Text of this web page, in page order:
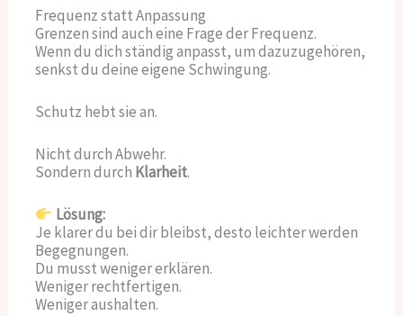
Frequenz statt Anpassung
Grenzen sind auch eine Frage der Frequenz.
Wenn du dich ständig anpasst, um dazuzugehören,
senkst du deine eigene Schwingung.
Schutz hebt sie an.
Nicht durch Abwehr.
Sondern durch Klarheit.
Lösung:
Je klarer du bei dir bleibst, desto leichter werden
Begegnungen.
Du musst weniger erklären.
Weniger rechtfertigen.
Weniger aushalten.